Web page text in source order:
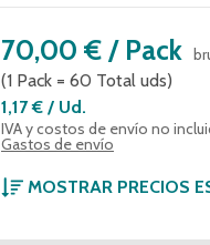
70,00 € / Pack
(1 Pack = 60 Total uds)
1,17 € / Ud.
IVA y costos de envío no
Gastos de envío
MOSTRAR PRECIOS